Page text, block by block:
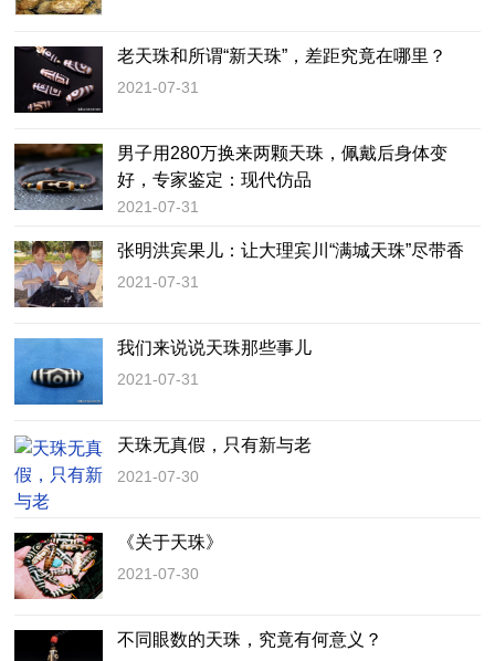
老天珠和所谓“新天珠”，差距究竟在哪里？
2021-07-31
男子用280万换来两颗天珠，佩戴后身体变
好，专家鉴定：现代仿品
2021-07-31
张明洪宾果儿：让大理宾川“满城天珠”尽带香
2021-07-31
我们来说说天珠那些事儿
2021-07-31
天珠无真假，只有新与老
2021-07-30
《关于天珠》
2021-07-30
不同眼数的天珠，究竟有何意义？